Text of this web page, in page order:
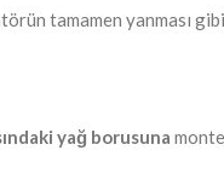
tamamen yanması
yağ borusuna